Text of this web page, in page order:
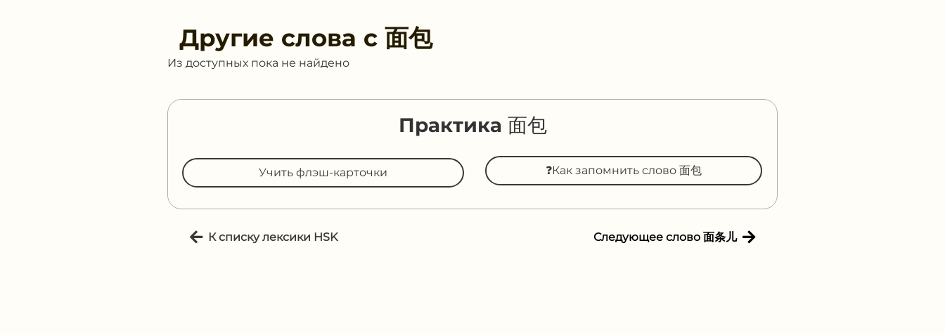
Другие слова с 面包
Из доступных пока не найдено
Практика 面包
Учить флэш-карточки ❓Как запомнить слово 面包
К списку лексики HSK Следующее слово 面条儿